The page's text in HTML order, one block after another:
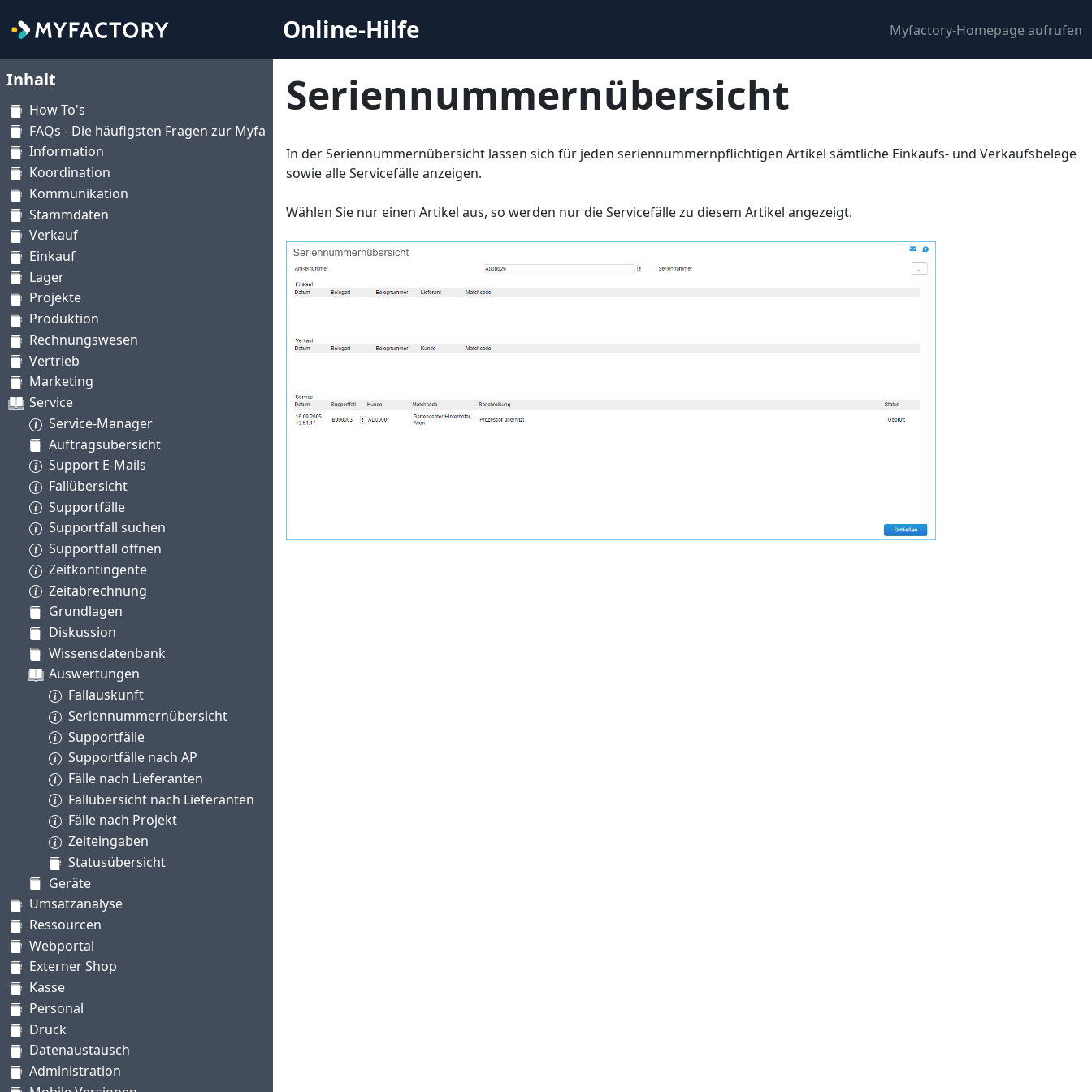
Online-Hilfe Myfactory-Homepage aufrufen
Inhalt
How To's
FAQs - Die häufigsten Fragen zur Myfactory
Information
Koordination
Kommunikation
Stammdaten
Verkauf
Einkauf
Lager
Projekte
Produktion
Rechnungswesen
Vertrieb
Marketing
Service
Service-Manager
Auftragsübersicht
Support E-Mails
Fallübersicht
Supportfälle
Supportfall suchen
Supportfall öffnen
Zeitkontingente
Zeitabrechnung
Grundlagen
Diskussion
Wissensdatenbank
Auswertungen
Fallauskunft
Seriennummernübersicht
Supportfälle
Supportfälle nach AP
Fälle nach Lieferanten
Fallübersicht nach Lieferanten
Fälle nach Projekt
Zeiteingaben
Statusübersicht
Geräte
Umsatzanalyse
Ressourcen
Webportal
Externer Shop
Kasse
Personal
Druck
Datenaustausch
Administration
Seriennummernübersicht
In der Seriennummernübersicht lassen sich für jeden seriennummernpflichtigen Artikel sämtliche Einkaufs- und Verkaufsbelege
sowie alle Servicefälle anzeigen.
Wählen Sie nur einen Artikel aus, so werden nur die Servicefälle zu diesem Artikel angezeigt.